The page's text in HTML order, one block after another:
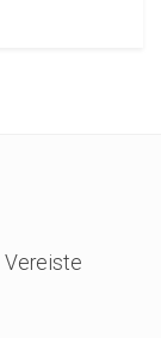
Vereiste